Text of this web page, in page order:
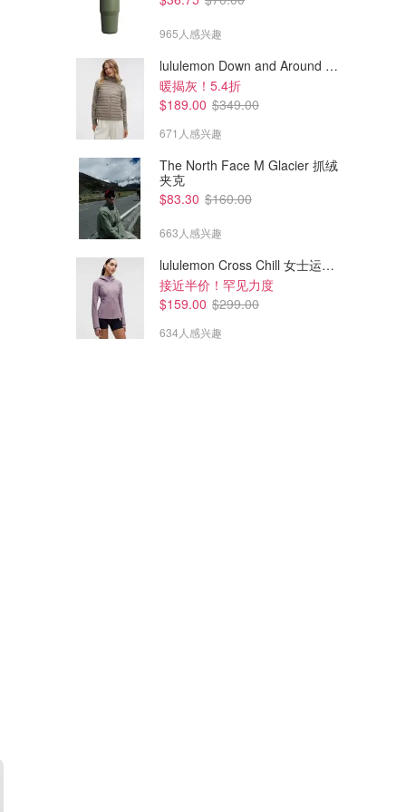
965人感兴趣
lululemon Down and Around 羽绒夹克
暖揭灰！5.4折
$189.00 $349.00
671人感兴趣
The North Face M Glacier 抓绒
夹克
$83.30 $160.00
663人感兴趣
lululemon Cross Chill 女士运动外套
接近半价！罕见力度
$159.00 $299.00
634人感兴趣